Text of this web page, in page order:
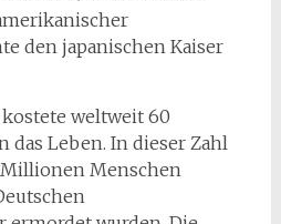
den japanischen Kaiser
weltweit 60
Leben. In dieser Zahl
Menschen